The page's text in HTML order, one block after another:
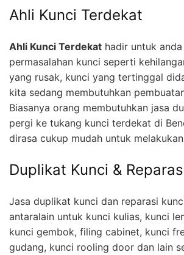
Ahli Kunci Terdekat
Ahli Kunci Terdekat hadir untuk
permasalahan kunci seperti
yang rusak, kunci yang tertinggal
kita sedang membutuhkan
Biasanya orang membutuhkan jasa
pergi ke tukang kunci terdekat di
dirasa cukup mudah untuk
Duplikat Kunci &
Jasa duplikat kunci dan reparasi
antaralain untuk kunci kulias, kunci
kunci gembok, filing cabinet, kunci
gudang, kunci rooling door dan lain